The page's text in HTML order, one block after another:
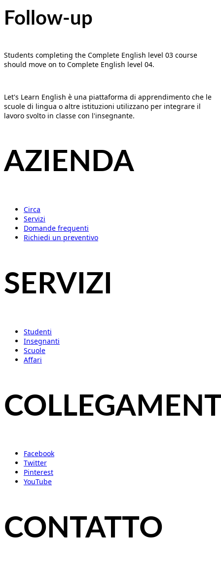
Follow-up
Students completing the Complete English level 03 course
should move on to Complete English level 04.
Let's Learn English è una piattaforma di apprendimento che le
scuole di lingua o altre istituzioni utilizzano per integrare il
lavoro svolto in classe con l'insegnante.
AZIENDA
Circa
Servizi
Domande frequenti
Richiedi un preventivo
SERVIZI
Studenti
Insegnanti
Scuole
Affari
Facebook
Twitter
Pinterest
YouTube
CONTATTO